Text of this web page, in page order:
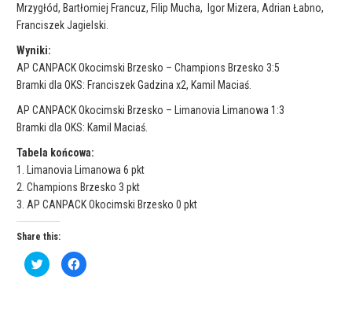
Mrzygłód, Bartłomiej Francuz, Filip Mucha, Igor Mizera, Adrian Łabno,
Franciszek Jagielski.
Wyniki:
AP CANPACK Okocimski Brzesko – Champions Brzesko 3:5
Bramki dla OKS: Franciszek Gadzina x2, Kamil Maciaś.
AP CANPACK Okocimski Brzesko – Limanovia Limanowa 1:3
Bramki dla OKS: Kamil Maciaś.
Tabela końcowa:
1. Limanovia Limanowa 6 pkt
2. Champions Brzesko 3 pkt
3. AP CANPACK Okocimski Brzesko 0 pkt
Share this:
C
l
C
l